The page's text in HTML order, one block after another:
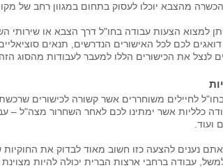
מהצבא יוכלו לעסוק בתחום במגוון רחב של
למצוא הצעות עבודה בחו"ל דרך הצבא או שירותי
לכם לכל האישורים הנדרשים, תנאים
לנצל את הכישורים הללו למעבר לעבודות מהסוג
לחיילים משוחררים אשר קשורה לכישורים
כלליות אשר ימתינו לכם לאחר השחרור מצה"ל –
ועוד.
נענים להצעה כזו חשוב מאוד לבדוק את
עבודה ברחבי ארצות הברית יכולה להיות